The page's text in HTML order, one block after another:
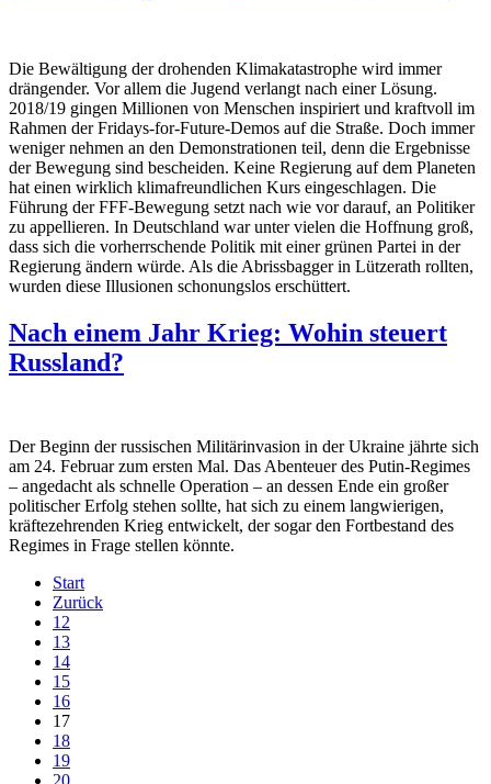
Die Bewältigung der drohenden Klimakatastrophe wird immer
drängender. Vor allem die Jugend verlangt nach einer Lösung.
2018/19 gingen Millionen von Menschen inspiriert und kraftvoll im
Rahmen der Fridays-for-Future-Demos auf die Straße. Doch immer
weniger nehmen an den Demonstrationen teil, denn die Ergebnisse
der Bewegung sind bescheiden. Keine Regierung auf dem Planeten
hat einen wirklich klimafreundlichen Kurs eingeschlagen. Die
Führung der FFF-Bewegung setzt nach wie vor darauf, an Politiker
zu appellieren. In Deutschland war unter vielen die Hoffnung groß,
dass sich die vorherrschende Politik mit einer grünen Partei in der
Regierung ändern würde. Als die Abrissbagger in Lützerath rollten,
wurden diese Illusionen schonungslos erschüttert.
Nach einem Jahr Krieg: Wohin steuert
Russland?
Der Beginn der russischen Militärinvasion in der Ukraine jährte sich
am 24. Februar zum ersten Mal. Das Abenteuer des Putin-Regimes
– angedacht als schnelle Operation – an dessen Ende ein großer
politischer Erfolg stehen sollte, hat sich zu einem langwierigen,
kräftezehrenden Krieg entwickelt, der sogar den Fortbestand des
Regimes in Frage stellen könnte.
Start
Zurück
12
13
14
15
16
17
18
19
20